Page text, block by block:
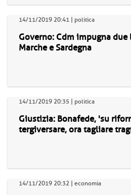
14/11/2019 20:41 | politica
Governo: Cdm impugna
Marche e Sardegna
14/11/2019 20:35 | politica
Giustizia: Bonafede, 'su
tergiversare, ora tagliare
14/11/2019 20:32 | economia